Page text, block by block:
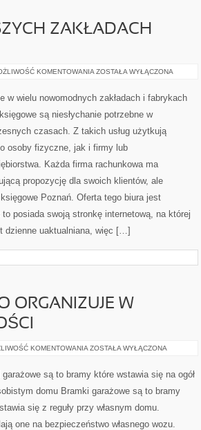
ZAKŁADACH
KOMENTOWANIA DZIŚ
DZISIEJSZYCH
ZAKŁADACH
FABRYKACH
ZOSTAŁA WYŁĄCZONA
w wielu nowomodnych zakładach i fabrykach
są niesłychanie potrzebne w
czasach. Z takich usług użytkują
osoby fizyczne, jak i firmy lub
Każda firma rachunkowa ma
propozycję dla swoich klientów, ale
Poznań. Oferta tego biura jest
posiada swoją stronkę internetową, na której
dzienne uaktualniana, więc […]
ORGANIZUJE W
KOMENTOWANIA NA
KTO
ORGANIZUJE
NIEDALEKIEJ
ZOSTAŁA WYŁĄCZONA
garażowe są to bramy które wstawia się na ogół
domu Bramki garażowe są to bramy
się z reguły przy własnym domu.
one na bezpieczeństwo własnego wozu.